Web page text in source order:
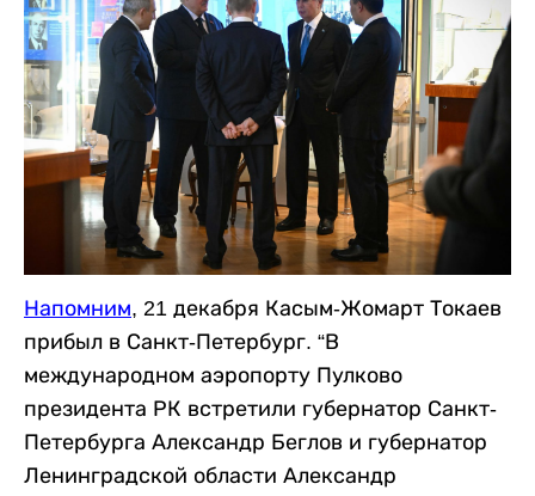
Напомним, 21 декабря Касым-Жомарт Токаев
прибыл в Санкт-Петербург. “В
международном аэропорту Пулково
президента РК встретили губернатор Санкт-
Петербурга Александр Беглов и губернатор
Ленинградской области Александр